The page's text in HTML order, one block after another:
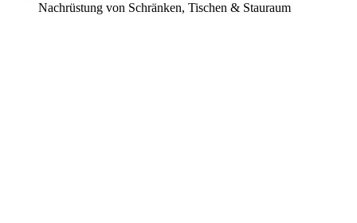
Nachrüstung von Schränken, Tischen & Stauraum